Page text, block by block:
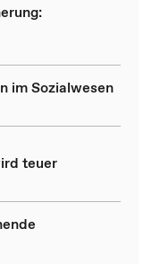
im Sozialwesen
teuer